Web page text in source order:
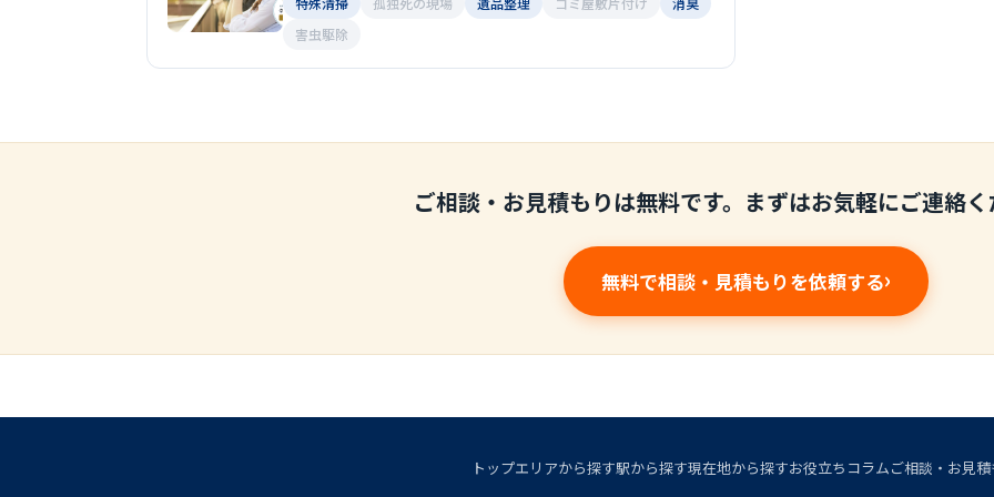
害虫駆除
ご相談・お見積もりは無料です。まずはお気軽にご連絡く
無料で相談・見積もりを依頼する
トップエリアから探す駅から探す現在地から探すお役立ちコラムご相談・お見積